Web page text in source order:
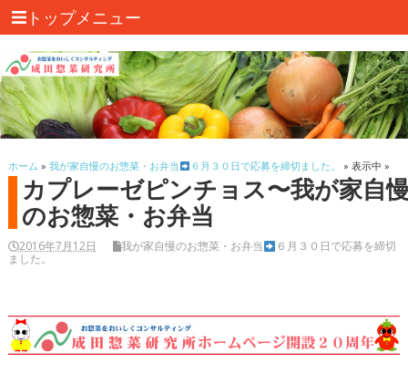
トップメニュー
ホーム » 我が家自慢のお惣菜・お弁当 ６月３０日で応募を締切ました。 » 表示中 »
カプレーゼピンチョス〜我が家自
のお惣菜・お弁当
2016年7月12日 我が家自慢のお惣菜・お弁当
６月３０日で応募を締切
ました。